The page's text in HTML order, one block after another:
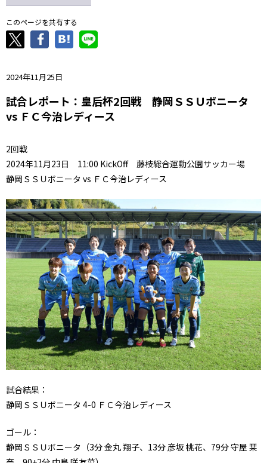
このページを共有する
2024年11月25日
試合レポート：皇后杯2回戦 静岡ＳＳＵボニータ
vs ＦＣ今治レディース
2回戦
2024年11月23日 11:00 KickOff 藤枝総合運動公園サッカー場
静岡ＳＳＵボニータ vs ＦＣ今治レディース
試合結果：
静岡ＳＳＵボニータ 4-0 ＦＣ今治レディース
ゴール：
静岡ＳＳＵボニータ（3分 金丸 翔子、13分 彦坂 桃花、79分 守屋 栞